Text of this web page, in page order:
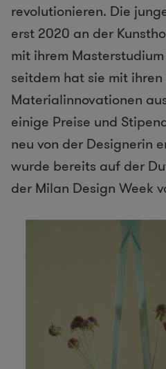
revolutionieren. Die
erst 2020 an der
mit ihrem
seitdem hat sie mit
Materialinnovationen
einige Preise und
neu von der Designerin
wurde bereits auf der
der Milan Design Week